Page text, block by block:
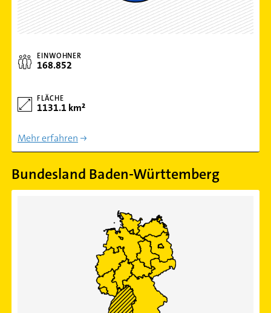
EINWOHNER
168.852
FLÄCHE
1131.1 km²
Mehr erfahren
Bundesland Baden-Württemberg